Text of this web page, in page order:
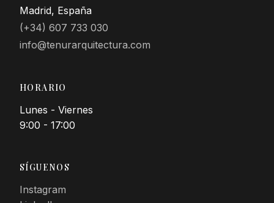
Madrid, España
(+34) 607 733 030
info@tenurarquitectura.com
HORARIO
Lunes - Viernes
9:00 - 17:00
SÍGUENOS
Instagram